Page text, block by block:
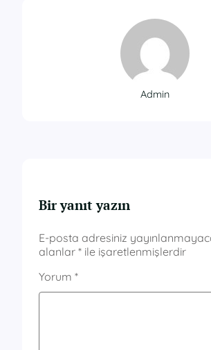
Admin
Bir yanıt yazın
E-posta adresiniz
alanlar * ile işaretlenmişlerdir
Yorum *